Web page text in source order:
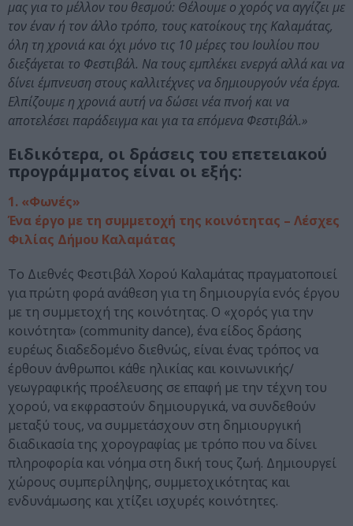
μας για το μέλλον του θεσμού: Θέλουμε ο χορός να αγγίζει με
τον έναν ή τον άλλο τρόπο, τους κατοίκους της Καλαμάτας,
όλη τη χρονιά και όχι μόνο τις 10 μέρες του Ιουλίου που
διεξάγεται το Φεστιβάλ. Να τους εμπλέκει ενεργά αλλά και να
δίνει έμπνευση στους καλλιτέχνες να δημιουργούν νέα έργα.
Ελπίζουμε η χρονιά αυτή να δώσει νέα πνοή και να
αποτελέσει παράδειγμα και για τα επόμενα Φεστιβάλ.»
Ειδικότερα, οι δράσεις του επετειακού
προγράμματος είναι οι εξής:
1. «Φωνές»
Ένα έργο με τη συμμετοχή της κοινότητας – Λέσχες
Φιλίας Δήμου Καλαμάτας
Το Διεθνές Φεστιβάλ Χορού Καλαμάτας πραγματοποιεί
για πρώτη φορά ανάθεση για τη δημιουργία ενός έργου
με τη συμμετοχή της κοινότητας. Ο «χορός για την
κοινότητα» (community dance), ένα είδος δράσης
ευρέως διαδεδομένο διεθνώς, είναι ένας τρόπος να
έρθουν άνθρωποι κάθε ηλικίας και κοινωνικής/
γεωγραφικής προέλευσης σε επαφή με την τέχνη του
χορού, να εκφραστούν δημιουργικά, να συνδεθούν
μεταξύ τους, να συμμετάσχουν στη δημιουργική
διαδικασία της χορογραφίας με τρόπο που να δίνει
πληροφορία και νόημα στη δική τους ζωή. Δημιουργεί
χώρους συμπερίληψης, συμμετοχικότητας και
ενδυνάμωσης και χτίζει ισχυρές κοινότητες.